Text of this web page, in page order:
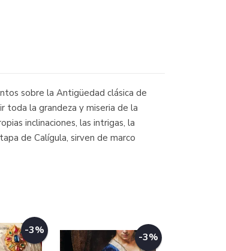
sobre la Antigüedad clásica de
toda la grandeza y miseria de la
inclinaciones, las intrigas, la
de Calígula, sirven de marco
-3%
-3%